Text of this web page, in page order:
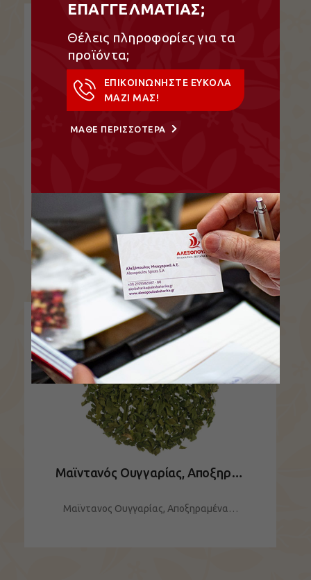
Κρεμμύδι Φλύδα…
ΔΕΙΤΕ ΤΟ ΠΡΟΪΟΝ
Μαϊντανός Ουγγαρίας, Αποξηραμένα
Μαϊντανος Ουγγαρίας, Αποξηραμένα…
ΕΠΑΓΓΕΛΜΑΤΙΑΣ;
Θέλεις πληροφορίες για τα
προϊόντα;
ΕΠΙΚΟΙΝΩΝΗΣΤΕ ΕΥΚΟΛΑ
ΜΑΖΙ ΜΑΣ!
ΜΑΘΕ ΠΕΡΙΣΣΟΤΕΡΑ